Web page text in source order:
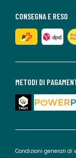
METODI DI
CONSEGNA E RESO
Condizioni generali di